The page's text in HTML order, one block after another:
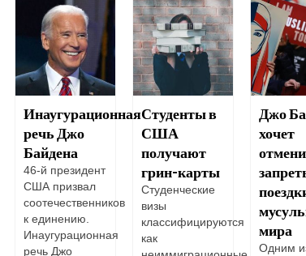
Инаугурационная
речь Джо
Байдена
46-й президент
США призвал
соотечественников
к единению.
Инаугурационная
речь Джо
Студенты в
США
получают
грин-карты
Студенческие
визы
классифицируются
как
Джо
хочет
мира
Одним